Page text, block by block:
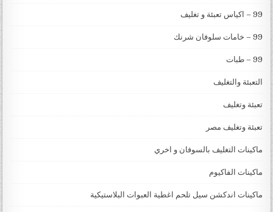
99 – اكياس تعبئة و تغليف
99 – خامات سلوفان شرنك
99 – طبات
التعبئة والتغليف
تعبئة وتغليف
تعبئة وتغليف مصر
ماكينات التغليف بالسوفان و اخري
ماكينات الفاكيوم
ماكينات اندكشن سيل تلحم اغطية العبوات البلاستيكية